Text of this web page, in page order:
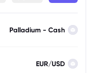
Palladium - Cash
EUR/USD